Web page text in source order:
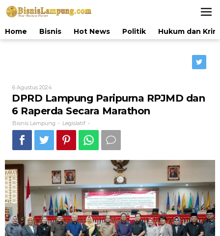
Lewati
ke
Home
Bisnis Hot News Politik Hukum dan
6 Agustus 2024Oleh
Lampung
DPRD Lampung Paripurna RPJMD dan
6 Raperda Secara Marathon
Bisnis Lampung - Legislatif -